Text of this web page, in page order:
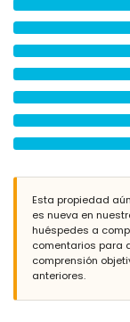
Esta propiedad
es nueva en
huéspedes a
comentarios para
comprensión
anteriores.